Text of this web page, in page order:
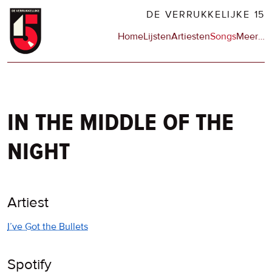
Overslaan
naar
DE VERRUKKELIJKE 15
Hoofdnavigatie
HomeLijstenArtiestenSongsMeerop
…
in the middle of the
night
Artiest
I’ve Got the Bullets
Spotify